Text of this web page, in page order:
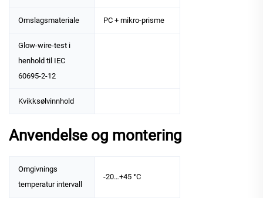
Omslagsmateriale PC + mikro-prisme
Glow-wire-test i
henhold til IEC
60695-2-12
Kvikksølvinnhold
Anvendelse og montering
Omgivnings
temperatur intervall
-20…+45 °C